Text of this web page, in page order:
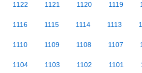
1122 1121 1120 1119
1116 1115 1114 1113
1110 1109 1108 1107
1104 1103 1102 1101